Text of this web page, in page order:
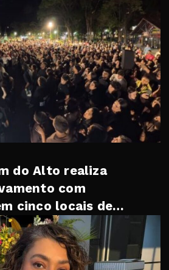
do Alto realiza
com
cinco locais de